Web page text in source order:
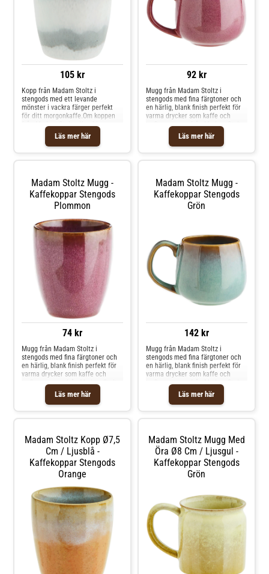
105 kr
Läs mer här
Kopp från Madam Stoltz i
stengods med ett levande
mönster i vackra färger perfekt
för ditt morgonkaffe.Om koppen
från Madam Stoltz- Kombinera
koppen med andra delar från
kollektionen från Madam Stoltz.-
Varje artikel är unik och kan
Muggar & Koppar hos Royal
Design.
92 kr
Läs mer här
Mugg från Madam Stoltz i
stengods med fina färgtoner och
en härlig, blank finish perfekt för
varma drycker som kaffe och
te.Om muggen från Madam Stoltz-
Höjd: 9 cm.- Diameter: 13.5 cm.-
Gjord av stengods.- Varje artikel
är unik och kan variera något i
Madam Stoltz Mugg -
Kaffekoppar Stengods
Plommon
74 kr
Läs mer här
Mugg från Madam Stoltz i
stengods med fina färgtoner och
en härlig, blank finish perfekt för
varma drycker som kaffe och
Höjd: 8 cm.- Diameter: 7 cm.-
Gjord av stengods.- Varje artikel
är unik och kan variera något i
Madam Stoltz Mugg -
Kaffekoppar Stengods
Grön
142 kr
Läs mer här
Mugg från Madam Stoltz i
stengods med fina färgtoner och
en härlig, blank finish perfekt för
varma drycker som kaffe och
Höjd: 9 cm.- Diameter: 13.5 cm.-
Gjord av stengods.- Varje artikel
är unik och kan variera något i
Madam Stoltz Kopp Ø7,5
Cm / Ljusblå -
Kaffekoppar Stengods
Orange
Madam Stoltz Mugg Med
Öra Ø8 Cm / Ljusgul -
Kaffekoppar Stengods
Grön